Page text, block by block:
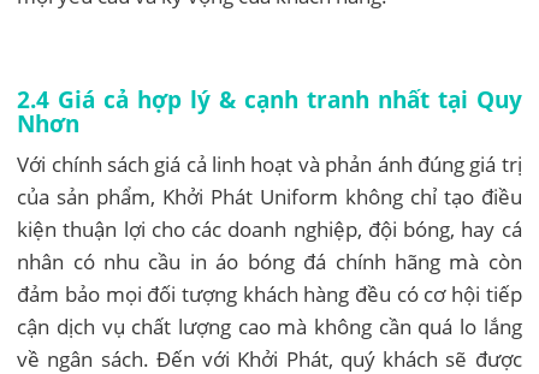
2.4 Giá cả hợp lý & cạnh tranh nhất tại Quy
Nhơn
Với chính sách giá cả linh hoạt và phản ánh đúng giá trị
của sản phẩm, Khởi Phát Uniform không chỉ tạo điều
kiện thuận lợi cho các doanh nghiệp, đội bóng, hay cá
nhân có nhu cầu in áo bóng đá chính hãng mà còn
đảm bảo mọi đối tượng khách hàng đều có cơ hội tiếp
cận dịch vụ chất lượng cao mà không cần quá lo lắng
về ngân sách. Đến với Khởi Phát, quý khách sẽ được